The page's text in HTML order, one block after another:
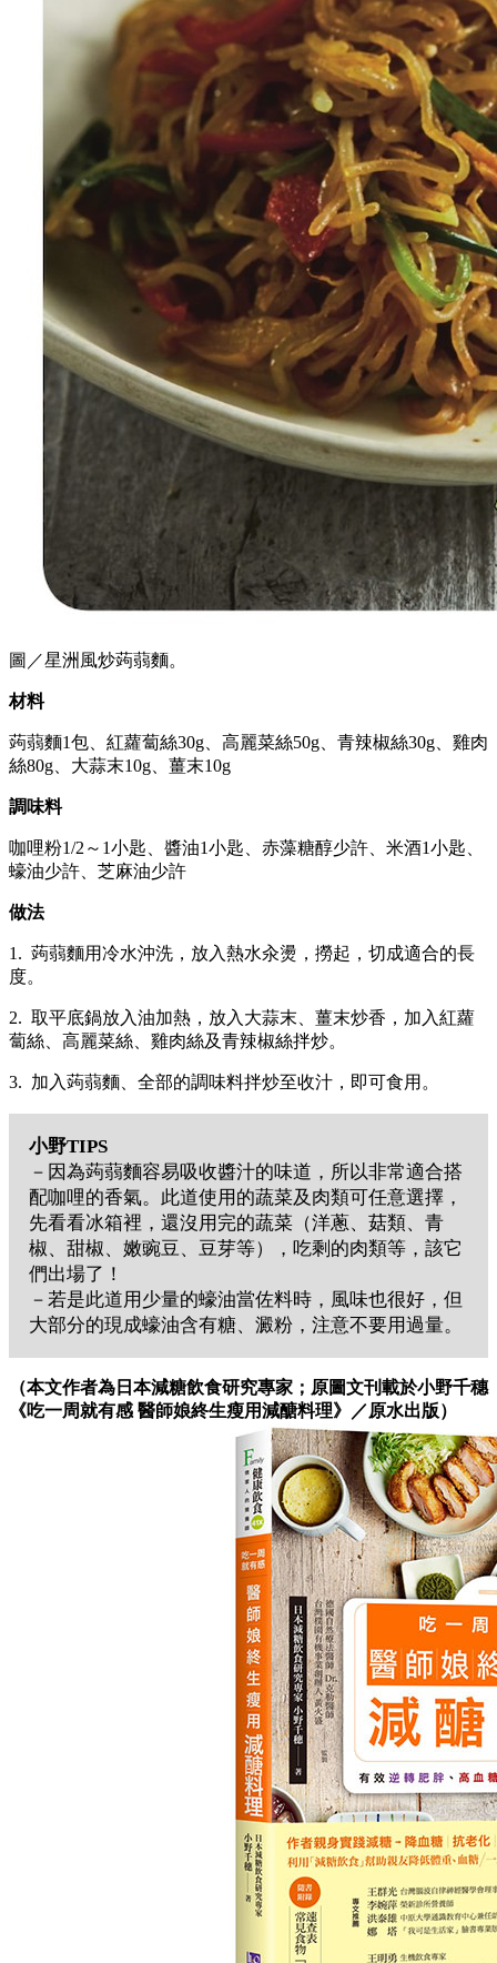
圖／星洲風炒蒟蒻麵。
材料
蒟蒻麵1包、紅蘿蔔絲30g、高麗菜絲50g、青辣椒絲30g、雞肉
絲80g、大蒜末10g、薑末10g
調味料
咖哩粉1/2～1小匙、醬油1小匙、赤藻糖醇少許、米酒1小匙、
蠔油少許、芝麻油少許
做法
1. 蒟蒻麵用冷水沖洗，放入熱水汆燙，撈起，切成適合的長
度。
2. 取平底鍋放入油加熱，放入大蒜末、薑末炒香，加入紅蘿
蔔絲、高麗菜絲、雞肉絲及青辣椒絲拌炒。
3. 加入蒟蒻麵、全部的調味料拌炒至收汁，即可食用。
小野TIPS
－因為蒟蒻麵容易吸收醬汁的味道，所以非常適合搭
配咖哩的香氣。此道使用的蔬菜及肉類可任意選擇，
先看看冰箱裡，還沒用完的蔬菜（洋蔥、菇類、青
椒、甜椒、嫩豌豆、豆芽等），吃剩的肉類等，該它
們出場了！
－若是此道用少量的蠔油當佐料時，風味也很好，但
大部分的現成蠔油含有糖、澱粉，注意不要用過量。
（本文作者為日本減糖飲食研究專家；原圖文刊載於小野千穗
《吃一周就有感 醫師娘終生瘦用減醣料理》／原水出版）